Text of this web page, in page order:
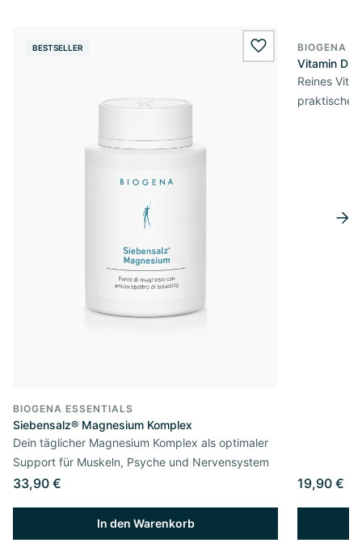
BESTSELLER wishlist.add
BIOGENA ESSENTIALS
Siebensalz® Magnesium Komplex
Dein täglicher Magnesium Komplex als optimaler
Support für Muskeln, Psyche und Nervensystem
33,90 €
In den Warenkorb
BIOGENA
Vitamin D3
Reines
praktischer
19,90 €